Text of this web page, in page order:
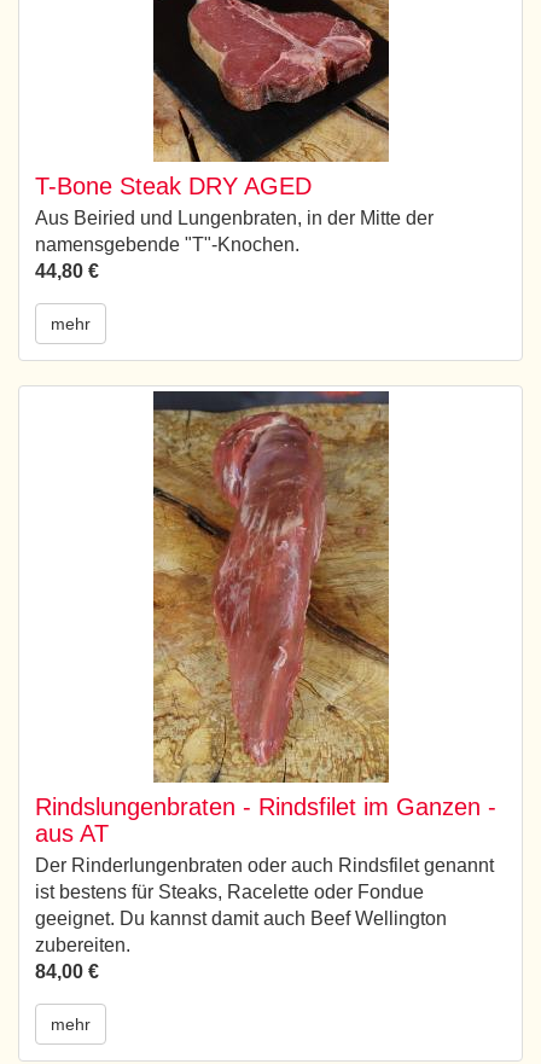
T-Bone Steak DRY AGED
Aus Beiried und Lungenbraten, in der Mitte der
namensgebende "T"-Knochen.
44,80 €
mehr
Rindslungenbraten - Rindsfilet im Ganzen -
aus AT
Der Rinderlungenbraten oder auch Rindsfilet genannt
ist bestens für Steaks, Racelette oder Fondue
geeignet. Du kannst damit auch Beef Wellington
zubereiten.
84,00 €
mehr